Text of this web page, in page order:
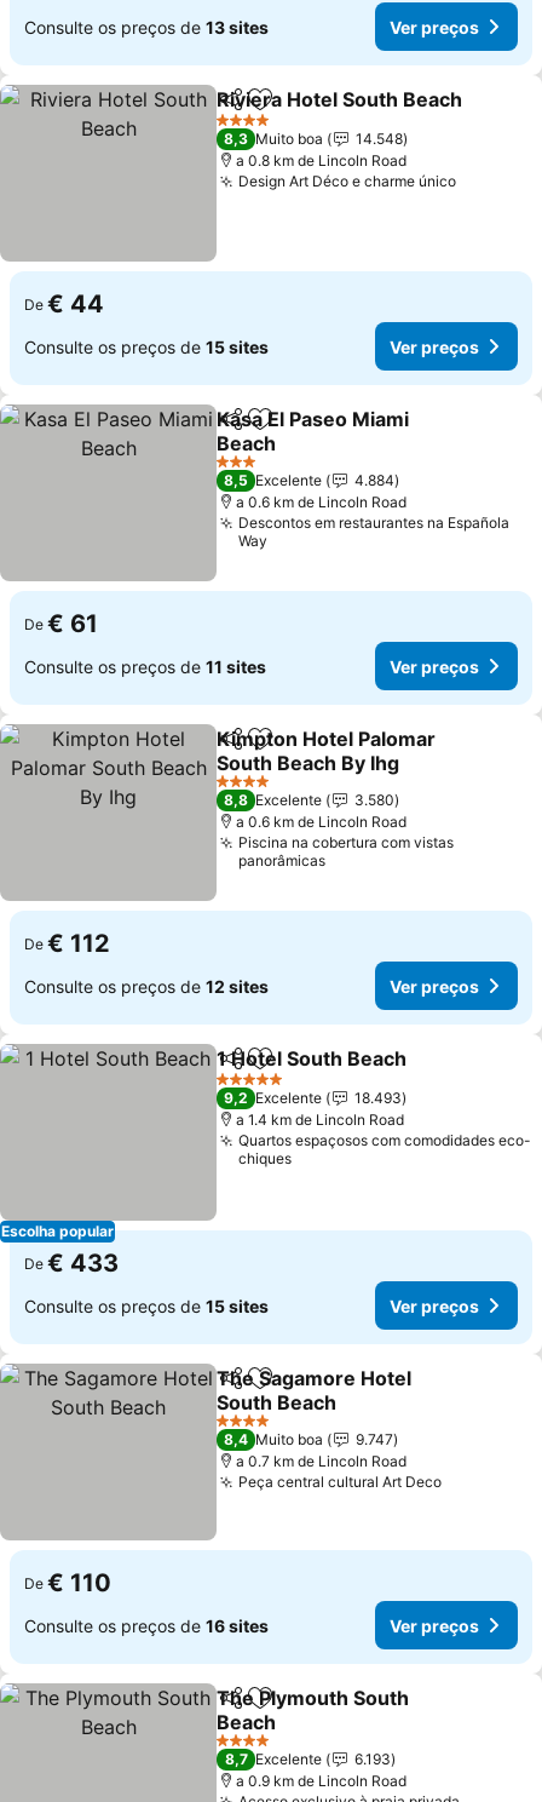
Consulte os preços de 13 sites Ver preços
PartilharAdicionar aos favoritos
Riviera Hotel South Beach
4 Estrelas
8,3 Muito boa
14.548
a 0.8 km de Lincoln Road
Design Art Déco e charme único
De € 44
Consulte os preços de 15 sites Ver preços
PartilharAdicionar aos favoritos
Kasa El Paseo Miami
Beach
3 Estrelas
8,5 Excelente
4.884
a 0.6 km de Lincoln Road
Descontos em restaurantes na Española
Way
De € 61
Consulte os preços de 11 sites Ver preços
PartilharAdicionar aos favoritos
Kimpton Hotel Palomar
South Beach By Ihg
4 Estrelas
8,8 Excelente
3.580
a 0.6 km de Lincoln Road
Piscina na cobertura com vistas
panorâmicas
De € 112
Consulte os preços de 12 sites Ver preços
Escolha popular
PartilharAdicionar aos favoritos
1 Hotel South Beach
5 Estrelas
9,2 Excelente
18.493
a 1.4 km de Lincoln Road
Quartos espaçosos com comodidades eco-
chiques
De € 433
Consulte os preços de 15 sites Ver preços
PartilharAdicionar aos favoritos
The Sagamore Hotel
South Beach
4 Estrelas
8,4 Muito boa
9.747
a 0.7 km de Lincoln Road
Peça central cultural Art Deco
De € 110
Consulte os preços de 16 sites Ver preços
PartilharAdicionar aos favoritos
The Plymouth South
Beach
4 Estrelas
8,7 Excelente
6.193
a 0.9 km de Lincoln Road